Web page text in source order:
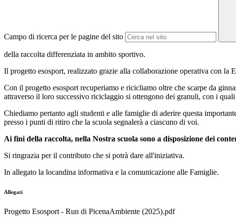
Campo di ricerca per le pagine del sito
della raccolta differenziata in ambito sportivo.
Il progetto esosport, realizzato grazie alla collaborazione operativa con la
Con il progetto esosport recuperiamo e ricicliamo oltre che scarpe da
attraverso il loro successivo riciclaggio si ottengono dei granuli, con i
Chiediamo pertanto agli studenti e alle famiglie di aderire questa
presso i punti di ritiro che la scuola segnalerà a ciascuno di voi.
Ai fini della raccolta, nella Nostra scuola sono a disposizione dei
Si ringrazia per il contributo che si potrà dare all'iniziativa.
In allegato la locandina informativa e la comunicazione alle Famiglie.
Allegati
Progetto Esosport - Run di PicenaAmbiente (2025).pdf